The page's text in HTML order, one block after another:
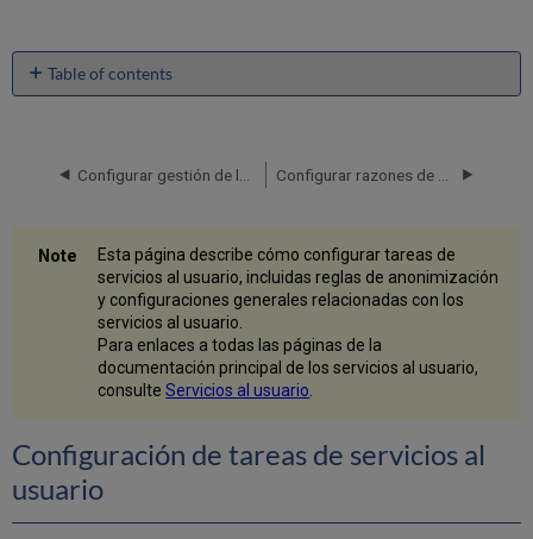
Table of contents
de
Configuración
de
anonimización
Seleccionar
los
tipos
datos
para
Esta página describe cómo configurar tareas de
servicios al usuario, incluidas reglas de anonimización
y configuraciones generales relacionadas con los
servicios al usuario.
Para enlaces a todas las páginas de la
documentación principal de los servicios al usuario,
consulteServicios al usuario.
Configuración de tareas de servicios al
usuario